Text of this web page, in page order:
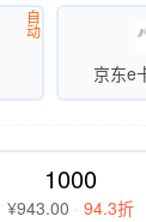
自
动
京东e
1000
¥943.00 · 94.3折